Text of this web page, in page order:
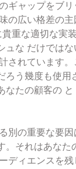
ギャップをブ
の広い格差の
貴重な適切な実
ュな だけでは
されています
う幾度も使
なたの顧客の と
別の重要な要因
それはあな
ディエンスを